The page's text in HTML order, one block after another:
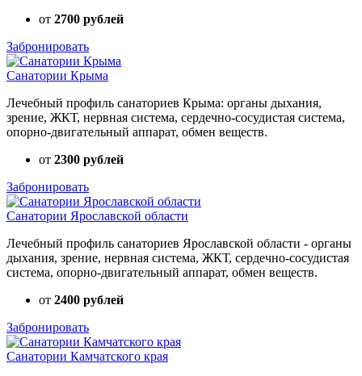
от 2700 рублей
Забронировать
Санатории Крыма
Лечебный профиль санаториев Крыма: органы дыхания,
зрение, ЖКТ, нервная система, сердечно-сосудистая система,
опорно-двигательный аппарат, обмен веществ.
от 2300 рублей
Забронировать
Санатории Ярославской области
Лечебный профиль санаториев Ярославской области - органы
дыхания, зрение, нервная система, ЖКТ, сердечно-сосудистая
система, опорно-двигательный аппарат, обмен веществ.
от 2400 рублей
Забронировать
Санатории Камчатского края